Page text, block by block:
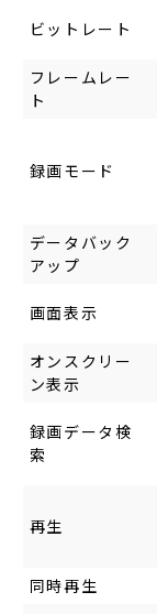
ビットレート
フレームレー
ト
録画モード
データバック
アップ
画面表示
オンスクリー
ン表示
録画データ検
索
再生
同時再生